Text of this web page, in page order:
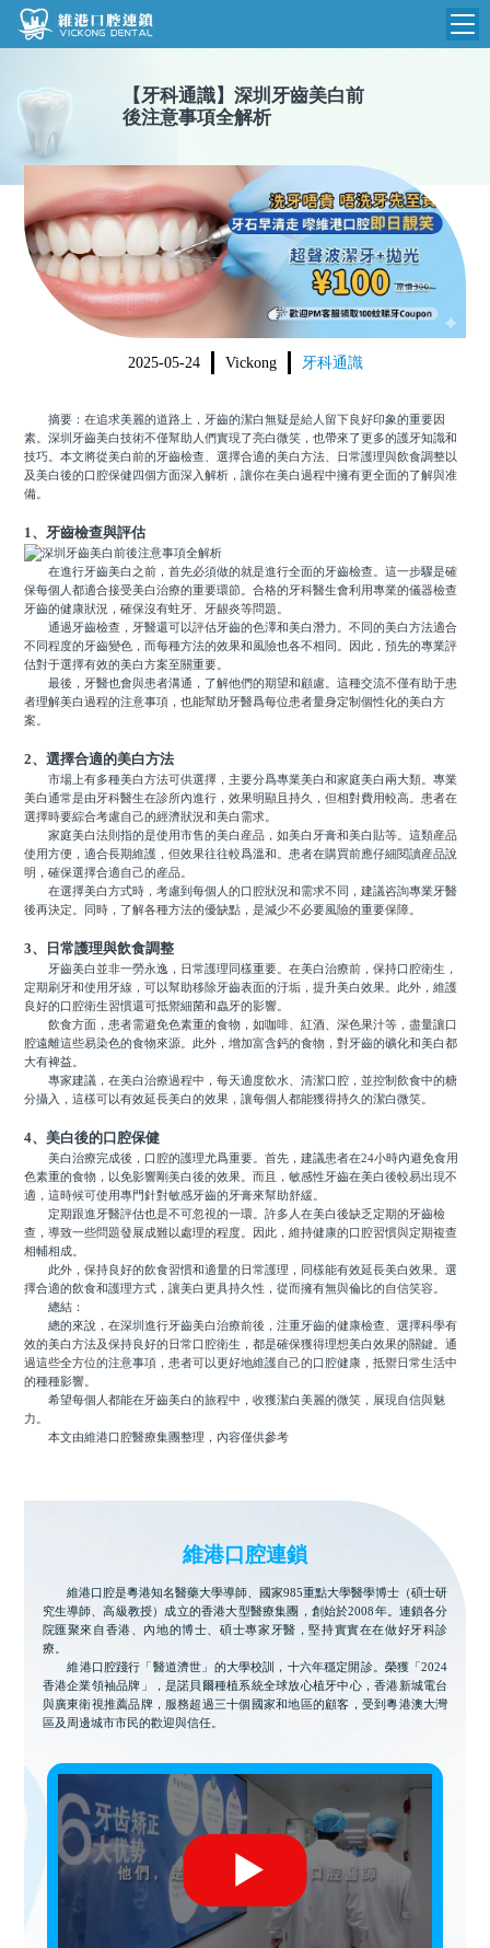
維港首頁
品牌介紹
環境設備
醫院新聞
收費標準
N
收費總表
植牙收費
根管收費
美學收費
箍牙收費
醫生團隊
門診時間
【 牙科通識】 深圳牙齒美白前
後注意事項全解析
2025-05-24 Vickong 牙科通識
摘要：在追求美麗的道路上，牙齒的潔白無疑是給人留下良好印象的重要因
素。深圳牙齒美白技術不僅幫助人們實現了亮白微笑，也帶來了更多的護牙知識和
技巧。本文將從美白前的牙齒檢查、選擇合適的美白方法、日常護理與飲食調整以
及美白後的口腔保健四個方面深入解析，讓你在美白過程中擁有更全面的了解與准
備。
1、牙齒檢查與評估
在進行牙齒美白之前，首先必須做的就是進行全面的牙齒檢查。這一步驟是確
保每個人都適合接受美白治療的重要環節。合格的牙科醫生會利用專業的儀器檢查
牙齒的健康狀況，確保沒有蛀牙、牙龈炎等問題。
通過牙齒檢查，牙醫還可以評估牙齒的色澤和美白潛力。不同的美白方法適合
不同程度的牙齒變色，而每種方法的效果和風險也各不相同。因此，預先的專業評
估對于選擇有效的美白方案至關重要。
最後，牙醫也會與患者溝通，了解他們的期望和顧慮。這種交流不僅有助于患
者理解美白過程的注意事項，也能幫助牙醫爲每位患者量身定制個性化的美白方
案。
2、選擇合適的美白方法
市場上有多種美白方法可供選擇，主要分爲專業美白和家庭美白兩大類。專業
美白通常是由牙科醫生在診所內進行，效果明顯且持久，但相對費用較高。患者在
選擇時要綜合考慮自己的經濟狀況和美白需求。
家庭美白法則指的是使用市售的美白産品，如美白牙膏和美白貼等。這類産品
使用方便，適合長期維護，但效果往往較爲溫和。患者在購買前應仔細閱讀産品說
明，確保選擇合適自己的産品。
在選擇美白方式時，考慮到每個人的口腔狀況和需求不同，建議咨詢專業牙醫
後再決定。同時，了解各種方法的優缺點，是減少不必要風險的重要保障。
3、日常護理與飲食調整
牙齒美白並非一勞永逸，日常護理同樣重要。在美白治療前，保持口腔衛生，
定期刷牙和使用牙線，可以幫助移除牙齒表面的汙垢，提升美白效果。此外，維護
良好的口腔衛生習慣還可抵禦細菌和蟲牙的影響。
飲食方面，患者需避免色素重的食物，如咖啡、紅酒、深色果汁等，盡量讓口
腔遠離這些易染色的食物來源。此外，增加富含鈣的食物，對牙齒的礦化和美白都
大有裨益。
專家建議，在美白治療過程中，每天適度飲水、清潔口腔，並控制飲食中的糖
分攝入，這樣可以有效延長美白的效果，讓每個人都能獲得持久的潔白微笑。
4、美白後的口腔保健
美白治療完成後，口腔的護理尤爲重要。首先，建議患者在24小時內避免食用
色素重的食物，以免影響剛美白後的效果。而且，敏感性牙齒在美白後較易出現不
適，這時候可使用專門針對敏感牙齒的牙膏來幫助舒緩。
定期跟進牙醫評估也是不可忽視的一環。許多人在美白後缺乏定期的牙齒檢
查，導致一些問題發展成難以處理的程度。因此，維持健康的口腔習慣與定期複查
相輔相成。
此外，保持良好的飲食習慣和適量的日常護理，同樣能有效延長美白效果。選
擇合適的飲食和護理方式，讓美白更具持久性，從而擁有無與倫比的自信笑容。
總結：
總的來說，在深圳進行牙齒美白治療前後，注重牙齒的健康檢查、選擇科學有
效的美白方法及保持良好的日常口腔衛生，都是確保獲得理想美白效果的關鍵。通
過這些全方位的注意事項，患者可以更好地維護自己的口腔健康，抵禦日常生活中
的種種影響。
希望每個人都能在牙齒美白的旅程中，收獲潔白美麗的微笑，展現自信與魅
力。
本文由維港口腔醫療集團整理，內容僅供參考
維港口腔連鎖
維港口腔是粵港知名醫藥大學導師、國家985重點大學醫學博士（碩士研
究生導師、高級教授）成立的香港大型醫療集團，創始於2008年。連鎖各分
院匯聚來自香港、內地的博士、碩士專家牙醫，堅持實實在在做好牙科診
療。
維港口腔踐行「醫道濟世」的大學校訓，十六年穩定開診。榮獲「2024
香港企業領袖品牌」，是諾貝爾種植系統全球放心植牙中心，香港新城電台
與廣東衛視推薦品牌，服務超過三十個國家和地區的顧客，受到粵港澳大灣
區及周邊城市市民的歡迎與信任。